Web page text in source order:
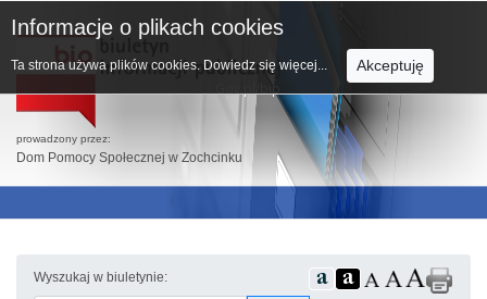
prowadzony przez:
Dom Pomocy Społecznej w Zochcinku
Wyszukaj w biuletynie:
Informacje o plikach cookies
Ta strona używa plików cookies. Dowiedz się więcej... Akceptuję